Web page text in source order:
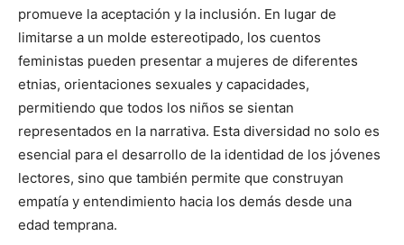
promueve la aceptación y la inclusión. En lugar de
limitarse a un molde estereotipado, los cuentos
feministas pueden presentar a mujeres de diferentes
etnias, orientaciones sexuales y capacidades,
permitiendo que todos los niños se sientan
representados en la narrativa. Esta diversidad no solo es
esencial para el desarrollo de la identidad de los jóvenes
lectores, sino que también permite que construyan
empatía y entendimiento hacia los demás desde una
edad temprana.